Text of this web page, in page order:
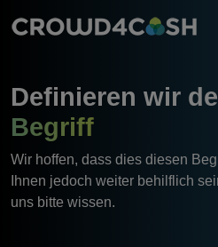
Definieren wir
Begriff
Wir hoffen, dass dies diesen
Ihnen jedoch weiter behilflich
uns bitte wissen.